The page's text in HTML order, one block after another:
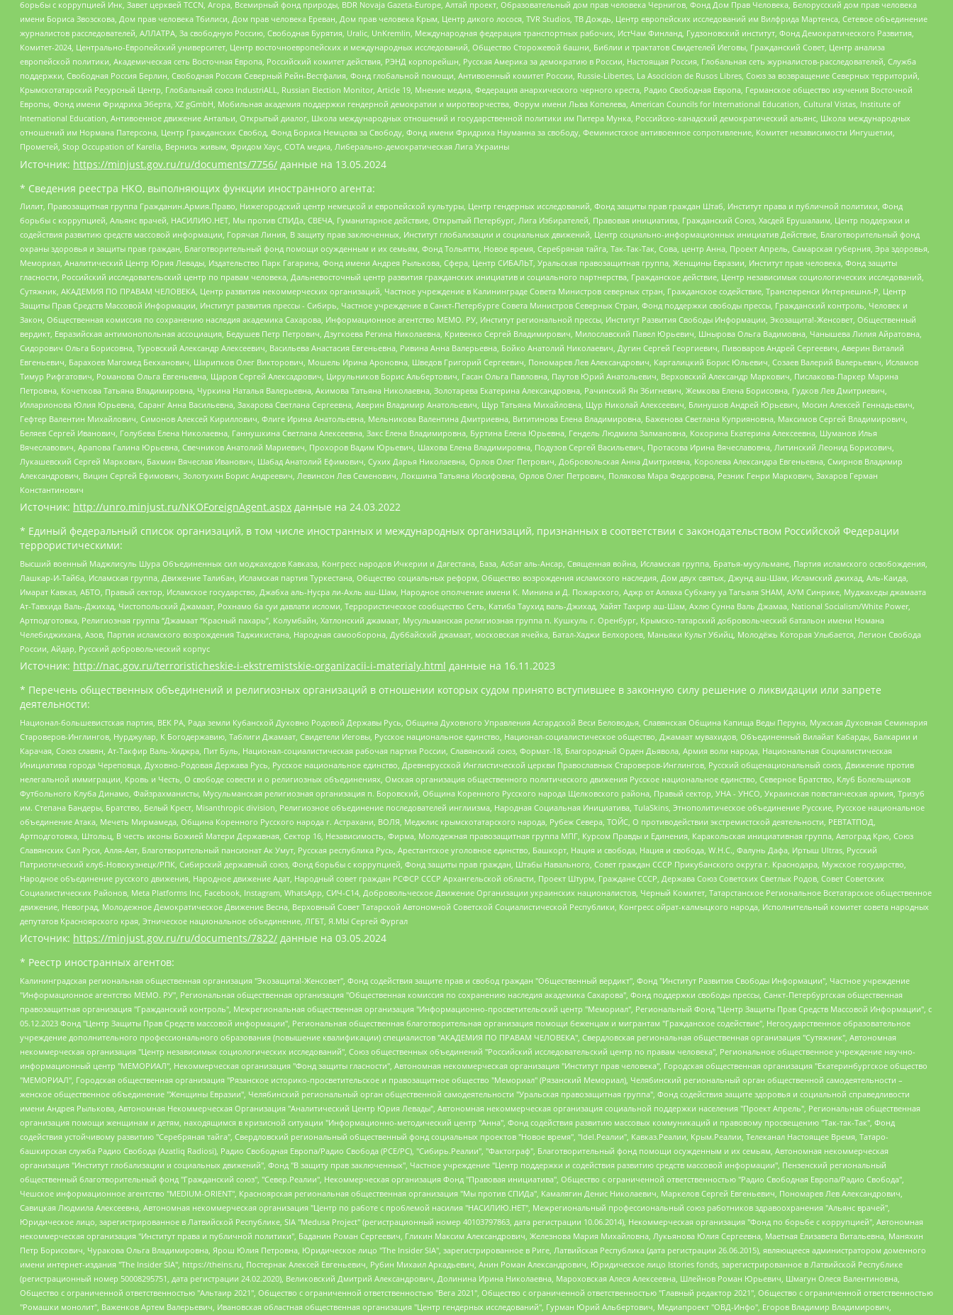
борьбы с коррупцией Инк, Завет церквей TCCN, Агора, Всемирный фонд природы, BDR Novaja Gazeta-Europe, Алтай проект, Образовательный дом прав человека Чернигов, Фонд Дом Прав Человека, Белорусский дом прав человека
имени Бориса Звозскова, Дом прав человека Тбилиси, Дом прав человека Ереван, Дом прав человека Крым, Центр дикого лосося, TVR Studios, ТВ Дождь, Центр европейских исследований им Вилфрида Мартенса, Сетевое объединение
журналистов расследователей, АЛЛАТРА, За свободную Россию, Свободная Бурятия, Uralic, UnKremlin, Международная федерация транспортных рабочих, ИстЧам Финланд, Гудзоновский институт, Фонд Демократического Развития,
Комитет-2024, Центрально-Европейский университет, Центр восточноевропейских и международных исследований, Общество Сторожевой башни, Библии и трактатов Свидетелей Иеговы, Гражданский Совет, Центр анализа
европейской политики, Академическая сеть Восточная Европа, Российский комитет действия, РЭНД корпорейшн, Русская Америка за демократию в России, Настоящая Россия, Глобальная сеть журналистов-расследователей, Служба
поддержки, Свободная Россия Берлин, Свободная Россия Северный Рейн-Вестфалия, Фонд глобальной помощи, Антивоенный комитет России, Russie-Libertes, La Asocicion de Rusos Libres, Союз за возвращение Северных территорий,
Крымскотатарский Ресурсный Центр, Глобальный союз IndustriALL, Russian Election Monitor, Article 19, Мнение медиа, Федерация анархического черного креста, Радио Свободная Европа, Германское общество изучения Восточной
Европы, Фонд имени Фридриха Эберта, XZ gGmbH, Мобильная академия поддержки гендерной демократии и миротворчества, Форум имени Льва Копелева, American Councils for International Education, Cultural Vistas, Institute of
International Education, Антивоенное движение Антальи, Открытый диалог, Школа международных отношений и государственной политики им Питера Мунка, Российско-канадский демократический альянс, Школа международных
отношений им Нормана Патерсона, Центр Гражданских Свобод, Фонд Бориса Немцова за Свободу, Фонд имени Фридриха Науманна за свободу, Феминистское антивоенное сопротивление, Комитет независимости Ингушетии,
Прометей, Stop Occupation of Karelia, Вернись живым, Фридом Хаус, СОТА медиа, Либерально-демократическая Лига Украины
Источник: https://minjust.gov.ru/ru/documents/7756/ данные на 13.05.2024
* Сведения реестра НКО, выполняющих функции иностранного агента:
Лилит, Правозащитная группа Гражданин.Армия.Право, Нижегородский центр немецкой и европейской культуры, Центр гендерных исследований, Фонд защиты прав граждан Штаб, Институт права и публичной политики, Фонд
борьбы с коррупцией, Альянс врачей, НАСИЛИЮ.НЕТ, Мы против СПИДа, СВЕЧА, Гуманитарное действие, Открытый Петербург, Лига Избирателей, Правовая инициатива, Гражданский Союз, Хасдей Ерушалаим, Центр поддержки и
содействия развитию средств массовой информации, Горячая Линия, В защиту прав заключенных, Институт глобализации и социальных движений, Центр социально-информационных инициатив Действие, Благотворительный фонд
охраны здоровья и защиты прав граждан, Благотворительный фонд помощи осужденным и их семьям, Фонд Тольятти, Новое время, Серебряная тайга, Так-Так-Так, Сова, центр Анна, Проект Апрель, Самарская губерния, Эра здоровья,
Мемориал, Аналитический Центр Юрия Левады, Издательство Парк Гагарина, Фонд имени Андрея Рылькова, Сфера, Центр СИБАЛЬТ, Уральская правозащитная группа, Женщины Евразии, Институт прав человека, Фонд защиты
гласности, Российский исследовательский центр по правам человека, Дальневосточный центр развития гражданских инициатив и социального партнерства, Гражданское действие, Центр независимых социологических исследований,
Сутяжник, АКАДЕМИЯ ПО ПРАВАМ ЧЕЛОВЕКА, Центр развития некоммерческих организаций, Частное учреждение в Калининграде Совета Министров северных стран, Гражданское содействие, Трансперенси Интернешнл-Р, Центр
Защиты Прав Средств Массовой Информации, Институт развития прессы - Сибирь, Частное учреждение в Санкт-Петербурге Совета Министров Северных Стран, Фонд поддержки свободы прессы, Гражданский контроль, Человек и
Закон, Общественная комиссия по сохранению наследия академика Сахарова, Информационное агентство МЕМО. РУ, Институт региональной прессы, Институт Развития Свободы Информации, Экозащита!-Женсовет, Общественный
вердикт, Евразийская антимонопольная ассоциация, Бедушев Петр Петрович, Дзугкоева Регина Николаевна, Кривенко Сергей Владимирович, Милославский Павел Юрьевич, Шнырова Ольга Вадимовна, Чанышева Лилия Айратовна,
Сидорович Ольга Борисовна, Туровский Александр Алексеевич, Васильева Анастасия Евгеньевна, Ривина Анна Валерьевна, Бойко Анатолий Николаевич, Дугин Сергей Георгиевич, Пивоваров Андрей Сергеевич, Аверин Виталий
Евгеньевич, Барахоев Магомед Бекханович, Шарипков Олег Викторович, Мошель Ирина Ароновна, Шведов Григорий Сергеевич, Пономарев Лев Александрович, Каргалицкий Борис Юльевич, Созаев Валерий Валерьевич, Исламов
Тимур Рифгатович, Романова Ольга Евгеньевна, Щаров Сергей Алексадрович, Цирульников Борис Альбертович, Гасан Ольга Павловна, Паутов Юрий Анатольевич, Верховский Александр Маркович, Пислакова-Паркер Марина
Петровна, Кочеткова Татьяна Владимировна, Чуркина Наталья Валерьевна, Акимова Татьяна Николаевна, Золотарева Екатерина Александровна, Рачинский Ян Збигневич, Жемкова Елена Борисовна, Гудков Лев Дмитриевич,
Илларионова Юлия Юрьевна, Саранг Анна Васильевна, Захарова Светлана Сергеевна, Аверин Владимир Анатольевич, Щур Татьяна Михайловна, Щур Николай Алексеевич, Блинушов Андрей Юрьевич, Мосин Алексей Геннадьевич,
Гефтер Валентин Михайлович, Симонов Алексей Кириллович, Флиге Ирина Анатольевна, Мельникова Валентина Дмитриевна, Вититинова Елена Владимировна, Баженова Светлана Куприяновна, Максимов Сергей Владимирович,
Беляев Сергей Иванович, Голубева Елена Николаевна, Ганнушкина Светлана Алексеевна, Закс Елена Владимировна, Буртина Елена Юрьевна, Гендель Людмила Залмановна, Кокорина Екатерина Алексеевна, Шуманов Илья
Вячеславович, Арапова Галина Юрьевна, Свечников Анатолий Мариевич, Прохоров Вадим Юрьевич, Шахова Елена Владимировна, Подузов Сергей Васильевич, Протасова Ирина Вячеславовна, Литинский Леонид Борисович,
Лукашевский Сергей Маркович, Бахмин Вячеслав Иванович, Шабад Анатолий Ефимович, Сухих Дарья Николаевна, Орлов Олег Петрович, Добровольская Анна Дмитриевна, Королева Александра Евгеньевна, Смирнов Владимир
Александрович, Вицин Сергей Ефимович, Золотухин Борис Андреевич, Левинсон Лев Семенович, Локшина Татьяна Иосифовна, Орлов Олег Петрович, Полякова Мара Федоровна, Резник Генри Маркович, Захаров Герман
Константинович
Источник: http://unro.minjust.ru/NKOForeignAgent.aspx данные на 24.03.2022
* Единый федеральный список организаций, в том числе иностранных и международных организаций, признанных в соответствии с законодательством Российской Федерации
террористическими:
Высший военный Маджлисуль Шура Объединенных сил моджахедов Кавказа, Конгресс народов Ичкерии и Дагестана, База, Асбат аль-Ансар, Священная война, Исламская группа, Братья-мусульмане, Партия исламского освобождения,
Лашкар-И-Тайба, Исламская группа, Движение Талибан, Исламская партия Туркестана, Общество социальных реформ, Общество возрождения исламского наследия, Дом двух святых, Джунд аш-Шам, Исламский джихад, Аль-Каида,
Имарат Кавказ, АБТО, Правый сектор, Исламское государство, Джабха аль-Нусра ли-Ахль аш-Шам, Народное ополчение имени К. Минина и Д. Пожарского, Аджр от Аллаха Субхану уа Тагьаля SHAM, АУМ Синрике, Муджахеды джамаата
Ат-Тавхида Валь-Джихад, Чистопольский Джамаат, Рохнамо ба суи давлати исломи, Террористическое сообщество Сеть, Катиба Таухид валь-Джихад, Хайят Тахрир аш-Шам, Ахлю Сунна Валь Джамаа, National Socialism/White Power,
Артподготовка, Религиозная группа “Джамаат “Красный пахарь”, Колумбайн, Хатлонский джамаат, Мусульманская религиозная группа п. Кушкуль г. Оренбург, Крымско-татарский добровольческий батальон имени Номана
Челебиджихана, Азов, Партия исламского возрождения Таджикистана, Народная самооборона, Дуббайский джамаат, московская ячейка, Батал-Хаджи Белхороев, Маньяки Культ Убийц, Молодёжь Которая Улыбается, Легион Свобода
России, Айдар, Русский добровольческий корпус
Источник: http://nac.gov.ru/terroristicheskie-i-ekstremistskie-organizacii-i-materialy.html данные на 16.11.2023
* Перечень общественных объединений и религиозных организаций в отношении которых судом принято вступившее в законную силу решение о ликвидации или запрете
деятельности:
Национал-большевистская партия, ВЕК РА, Рада земли Кубанской Духовно Родовой Державы Русь, Община Духовного Управления Асгардской Веси Беловодья, Славянская Община Капища Веды Перуна, Мужская Духовная Семинария
Староверов-Инглингов, Нурджулар, К Богодержавию, Таблиги Джамаат, Свидетели Иеговы, Русское национальное единство, Национал-социалистическое общество, Джамаат мувахидов, Объединенный Вилайат Кабарды, Балкарии и
Карачая, Союз славян, Ат-Такфир Валь-Хиджра, Пит Буль, Национал-социалистическая рабочая партия России, Славянский союз, Формат-18, Благородный Орден Дьявола, Армия воли народа, Национальная Социалистическая
Инициатива города Череповца, Духовно-Родовая Держава Русь, Русское национальное единство, Древнерусской Инглистической церкви Православных Староверов-Инглингов, Русский общенациональный союз, Движение против
нелегальной иммиграции, Кровь и Честь, О свободе совести и о религиозных объединениях, Омская организация общественного политического движения Русское национальное единство, Северное Братство, Клуб Болельщиков
Футбольного Клуба Динамо, Файзрахманисты, Мусульманская религиозная организация п. Боровский, Община Коренного Русского народа Щелковского района, Правый сектор, УНА - УНСО, Украинская повстанческая армия, Тризуб
им. Степана Бандеры, Братство, Белый Крест, Misanthropic division, Религиозное объединение последователей инглиизма, Народная Социальная Инициатива, TulaSkins, Этнополитическое объединение Русские, Русское национальное
объединение Атака, Мечеть Мирмамеда, Община Коренного Русского народа г. Астрахани, ВОЛЯ, Меджлис крымскотатарского народа, Рубеж Севера, ТОЙС, О противодействии экстремистской деятельности, РЕВТАТПОД,
Артподготовка, Штольц, В честь иконы Божией Матери Державная, Сектор 16, Независимость, Фирма, Молодежная правозащитная группа МПГ, Курсом Правды и Единения, Каракольская инициативная группа, Автоград Крю, Союз
Славянских Сил Руси, Алля-Аят, Благотворительный пансионат Ак Умут, Русская республика Русь, Арестантское уголовное единство, Башкорт, Нация и свобода, Нация и свобода, W.H.С., Фалунь Дафа, Иртыш Ultras, Русский
Патриотический клуб-Новокузнецк/РПК, Сибирский державный союз, Фонд борьбы с коррупцией, Фонд защиты прав граждан, Штабы Навального, Совет граждан СССР Прикубанского округа г. Краснодара, Мужское государство,
Народное объединение русского движения, Народное движение Адат, Народный совет граждан РСФСР СССР Архангельской области, Проект Штурм, Граждане СССР, Держава Союз Советских Светлых Родов, Совет Советских
Социалистических Районов, Meta Platforms Inc, Facebook, Instagram, WhatsApp, СИЧ-С14, Добровольческое Движение Организации украинских националистов, Черный Комитет, Татарстанское Региональное Всетатарское общественное
движение, Невоград, Молодежное Демократическое Движение Весна, Верховный Совет Татарской Автономной Советской Социалистической Республики, Конгресс ойрат-калмыцкого народа, Исполнительный комитет совета народных
депутатов Красноярского края, Этническое национальное объединение, ЛГБТ, Я.МЫ Сергей Фургал
Источник: https://minjust.gov.ru/ru/documents/7822/ данные на 03.05.2024
* Реестр иностранных агентов:
Калининградская региональная общественная организация "Экозащита!-Женсовет", Фонд содействия защите прав и свобод граждан "Общественный вердикт", Фонд "Институт Развития Свободы Информации", Частное учреждение "Информационное агентство МЕМО. РУ", Региональная общественная организация "Общественная комиссия по сохранению наследия академика Сахарова", Фонд поддержки свободы прессы, Санкт-Петербургская общественная правозащитная организация "Гражданский контроль", Межрегиональная общественная организация "Информационно-просветительский центр "Мемориал", Региональный Фонд "Центр Защиты Прав Средств Массовой Информации", с 05.12.2023 Фонд "Центр Защиты Прав Средств массовой информации", Региональная общественная благотворительная организация помощи беженцам и мигрантам "Гражданское содействие", Негосударственное образовательное учреждение дополнительного профессионального образования (повышение квалификации) специалистов "АКАДЕМИЯ ПО ПРАВАМ ЧЕЛОВЕКА", Свердловская региональная общественная организация "Сутяжник", Автономная некоммерческая организация "Центр независимых социологических исследований", Союз общественных объединений "Российский исследовательский центр по правам человека", Региональное общественное учреждение научно-информационный центр "МЕМОРИАЛ", Некоммерческая организация "Фонд защиты гласности", Автономная некоммерческая организация "Институт прав человека", Городская общественная организация "Екатеринбургское общество "МЕМОРИАЛ", Городская общественная организация "Рязанское историко-просветительское и правозащитное общество "Мемориал" (Рязанский Мемориал), Челябинский региональный орган общественной самодеятельности – женское общественное объединение "Женщины Евразии", Челябинский региональный орган общественной самодеятельности "Уральская правозащитная группа", Фонд содействия защите здоровья и социальной справедливости имени Андрея Рылькова, Автономная Некоммерческая Организация "Аналитический Центр Юрия Левады", Автономная некоммерческая организация социальной поддержки населения "Проект Апрель", Региональная общественная организация помощи женщинам и детям, находящимся в кризисной ситуации "Информационно-методический центр "Анна", Фонд содействия развитию массовых коммуникаций и правовому просвещению "Так-так-Так", Фонд содействия устойчивому развитию "Серебряная тайга", Свердловский региональный общественный фонд социальных проектов "Новое время", "Idel.Реалии", Кавказ.Реалии, Крым.Реалии, Телеканал Настоящее Время, Татаро-башкирская служба Радио Свобода (Azatliq Radiosi), Радио Свободная Европа/Радио Свобода (PCE/PC), "Сибирь.Реалии", "Фактограф", Благотворительный фонд помощи осужденным и их семьям, Автономная некоммерческая организация "Институт глобализации и социальных движений", Фонд "В защиту прав заключенных", Частное учреждение "Центр поддержки и содействия развитию средств массовой информации", Пензенский региональный общественный благотворительный фонд "Гражданский союз", "Север.Реалии", Некоммерческая организация Фонд "Правовая инициатива", Общество с ограниченной ответственностью "Радио Свободная Европа/Радио Свобода", Чешское информационное агентство "MEDIUM-ORIENT", Красноярская региональная общественная организация "Мы против СПИДа", Камалягин Денис Николаевич, Маркелов Сергей Евгеньевич, Пономарев Лев Александрович, Савицкая Людмила Алексеевна, Автономная некоммерческая организация "Центр по работе с проблемой насилия "НАСИЛИЮ.НЕТ", Межрегиональный профессиональный союз работников здравоохранения "Альянс врачей", Юридическое лицо, зарегистрированное в Латвийской Республике, SIA "Medusa Project" (регистрационный номер 40103797863, дата регистрации 10.06.2014), Некоммерческая организация "Фонд по борьбе с коррупцией", Автономная некоммерческая организация "Институт права и публичной политики", Баданин Роман Сергеевич, Гликин Максим Александрович, Железнова Мария Михайловна, Лукьянова Юлия Сергеевна, Маетная Елизавета Витальевна, Маняхин Петр Борисович, Чуракова Ольга Владимировна, Ярош Юлия Петровна, Юридическое лицо "The Insider SIA", зарегистрированное в Риге, Латвийская Республика (дата регистрации 26.06.2015), являющееся администратором доменного имени интернет-издания "The Insider SIA", https://theins.ru, Постернак Алексей Евгеньевич, Рубин Михаил Аркадьевич, Анин Роман Александрович, Юридическое лицо Istories fonds, зарегистрированное в Латвийской Республике (регистрационный номер 50008295751, дата регистрации 24.02.2020), Великовский Дмитрий Александрович, Долинина Ирина Николаевна, Мароховская Алеся Алексеевна, Шлейнов Роман Юрьевич, Шмагун Олеся Валентиновна, Общество с ограниченной ответственностью "Альтаир 2021", Общество с ограниченной ответственностью "Вега 2021", Общество с ограниченной ответственностью "Главный редактор 2021", Общество с ограниченной ответственностью "Ромашки монолит", Важенков Артем Валерьевич, Ивановская областная общественная организация "Центр гендерных исследований", Гурман Юрий Альбертович, Медиапроект "ОВД-Инфо", Егоров Владимир Владимирович, Жилинский Владимир Александрович, Общество с ограниченной ответственностью "ЗП", Иванова София Юрьевна, Карезина Инна Павловна, Кильтау Екатерина Викторовна, Петров Алексей Викторович, Пискунов Сергей Евгеньевич, Смирнов Сергей Сергеевич, Тихонов Михаил Сергеевич, Общество с ограниченной ответственностью "ЖУРНАЛИСТ-ИНОСТРАННЫЙ АГЕНТ", Арапова Галина Юрьевна, Вольтская Татьяна Анатольевна, Американская компания "Mason G.E.S. Anonymous Foundation" (США), являющаяся владельцем интернет-издания https://mnews.world/, Компания "Stichting Bellingcat", зарегистрированная в Нидерландах (дата регистрации 11.07.2018), Захаров Андрей Вячеславович, Клепиковская Екатерина Дмитриевна, Общество с ограниченной ответственностью "МЕМО", Перл Роман Александрович, Симонов Евгений Алексеевич, Соловьева Елена Анатольевна, Сотников Даниил Владимирович, Сурначева Елизавета Дмитриевна, Автономная некоммерческая организация по защите прав человека и информированию населения "Якутия – Наше Мнение", Общество с ограниченной ответственностью "Москоу диджитал медиа", с 26.01.2023 Общество с ограниченной ответственностью "Чайка Белые сады", Ветошкина Валерия Валерьевна, Заговора Максим Александрович, Межрегиональное общественное движение "Российская ЛГБТ - сеть", Оленичев Максим Владимирович, Павлов Иван Юрьевич, Скворцова Елена Сергеевна, Общество с ограниченной ответственностью "Как бы инагент", Кочетков Игорь Викторович, Общество с ограниченной ответственностью "Честные выборы", Еланчик Олег Александрович, Общество с ограниченной ответственностью "Нобелевский призыв", Гималова Регина Эмилевна, Григорьев Андрей Валерьевич, Григорьева Алина Александровна, Ассоциация по содействию защите прав призывников, альтернативнослужащих и военнослужащих "Правозащитная группа "Гражданин.Армия.Право", Хисамова Регина Фаритовна, Автономная некоммерческая организация по реализации социально-правовых программ "Лилит", Дальневосточное общественное движение "Маяк", Санкт-Петербургская ЛГБТ-инициативная группа "Выход", Инициативная группа ЛГБТ+ "Реверс", Алексеев Андрей Викторович, Бекбулатова Таисия Львовна, Беляев Иван Михайлович, Владыкина Елена Сергеевна, Гельман Марат Александрович, Никульшина Вероника Юрьевна, Толоконникова Надежда Андреевна, Шендерович Виктор Анатольевич, Общество с ограниченной ответственностью "Данное сообщение", Общество с ограниченной ответственностью Издательский дом "Новая глава", Айнбиндер Александра Александровна, Московский комьюнити-центр для ЛГБТ+инициатив, Благотворительный фонд развития филантропии, Deutsche Welle (Германия, Kurt-Schumacher-Strasse 3, 53113 Bonn), Борзунова Мария Михайловна, Воробьев Виктор Викторович, Голубева Анна Львовна, Константинова Алла Михайловна, Малкова Ирина Владимировна, Мурадов Мурад Абдулгалимович, Осетинская Елизавета Николаевна, Понасенков Евгений Николаевич, Ганапольский Матвей Юрьевич, Киселев Евгений Алексеевич, Борухович Ирина Григорьевна, Дремин Иван Тимофеевич, Дубровский Дмитрий Викторович, Красноярская региональная общественная организация поддержки и развития альтернативных образовательных технологий и межкультурных коммуникаций "ИНТЕРРА", Маяковская Екатерина Алексеевна, Фейгин Марк Захарович, Филимонов Андрей Викторович, Дзугкоева Регина Николаевна, Доброхотов Роман Александрович, Дудь Юрий Александрович, Елкин Сергей Владимирович, Кругликов Кирилл Игоревич, Сабунаева Мария Леонидовна, Семенов Алексей Владимирович, Шаинян Карен Багратович, Шульман Екатерина Михайловна, Асафьев Артур Валерьевич, Вахштайн Виктор Семенович, Венедиктов Алексей Алексеевич, Лушникова Екатерина Евгеньевна, Волков Леонид Михайлович, Невзоров Александр Глебович, Пархоменко Сергей Борисович, Сироткин Ярослав Николаевич, Кара-Мурза Владимир Владимирович, Баранова Наталья Владимировна, Гозман Леонид Яковлевич, Кагарлицкий Борис Юльевич, Климарев Михаил Валерьевич, Милов Владимир Станиславович, Автономная некоммерческая организация Краснодарский центр современного искусства "Типография", Моргенштерн Алишер Тагирович, Соболь Любовь Эдуардовна, Общество с ограниченной ответственностью "ЛИЗА НОРМ", Каспаров Гарри Кимович, Ходорковский Михаил Борисович, Общество с ограниченной ответственностью "Апрельские тезисы", Данилович Ирина Брониславовна, Кашин Олег Владимирович, Петров Николай Владимирович, Пивоваров Алексей Владимирович, Соколов Михаил Владимирович, Цветкова Юлия Владимировна, Чичваркин Евгений Александрович, Комитет против пыток/Команда против пыток, Общество с ограниченной ответственностью "Первый научный", Общество с ограниченной ответственностью "Вертолет и ко", Белоцерковская Вероника Борисовна, Кац Максим Евгеньевич, Лазарева Татьяна Юрьевна, Шаведдинов Руслан Табризович, Яшин Илья Валерьевич, Общество с ограниченной ответственностью "Иноагент ААВ", Алешковский Дмитрий Петрович, Альбац Евгения Марковна, Быков Дмитрий Львович, Галямина Юлия Евгеньевна, Лойко Сергей Леонидович, Мартынов Кирилл Константинович, Медведев Сергей Александрович, Крашенинников Федор Геннадиевич, Гордеева Катерина Вл